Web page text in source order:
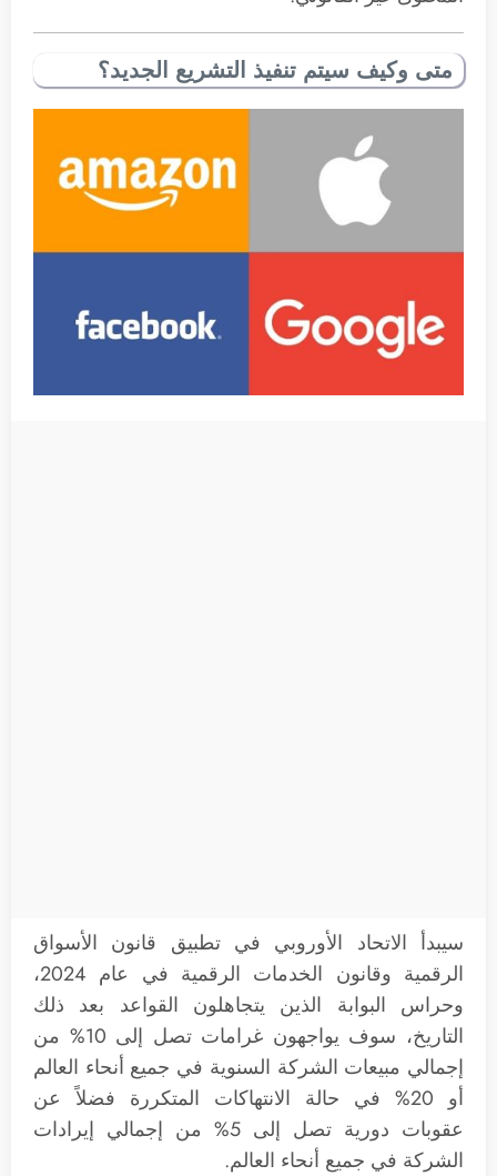
متى وكيف سيتم تنفيذ التشريع الجديد؟
سيبدأ الاتحاد الأوروبي في تطبيق قانون الأسواق
الرقمية وقانون الخدمات الرقمية في عام 2024،
وحراس البوابة الذين يتجاهلون القواعد بعد ذلك
التاريخ، سوف يواجهون غرامات تصل إلى 10% من
إجمالي مبيعات الشركة السنوية في جميع أنحاء العالم
أو 20% في حالة الانتهاكات المتكررة فضلاً عن
عقوبات دورية تصل إلى 5% من إجمالي إيرادات
الشركة في جميع أنحاء العالم.